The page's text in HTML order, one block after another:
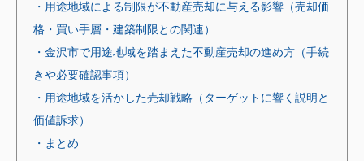
・用途地域による制限が不動産売却に与える影響（売却価
格・買い手層・建築制限との関連）
・金沢市で用途地域を踏まえた不動産売却の進め方（手続
きや必要確認事項）
・用途地域を活かした売却戦略（ターゲットに響く説明と
価値訴求）
・まとめ